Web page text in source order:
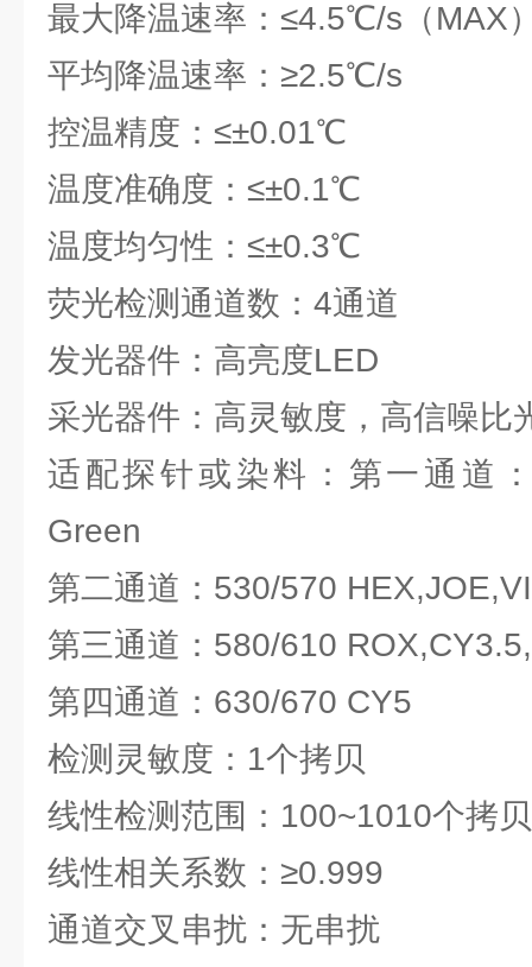
最大降温速率：≤4.5℃/s（MAX
平均降温速率：≥2.5℃/s
控温精度：≤±0.01℃
温度准确度：≤±0.1℃
温度均匀性：≤±0.3℃
荧光检测通道数：4通道
发光器件：高亮度LED
采光器件：高灵敏度，高信噪比
适配探针或染料：第一通道：
Green
第二通道：530/570
第三通道：580/610
第四通道：630/670 CY5
检测灵敏度：1个拷贝
线性检测范围：100~1010个拷贝
线性相关系数：≥0.999
通道交叉串扰：无串扰